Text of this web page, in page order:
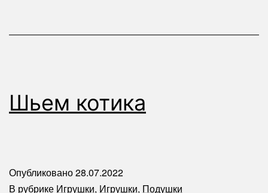
Шьем котика
Опубликовано28.07.2022
В рубрике Игрушки, Игрушки, Подушки